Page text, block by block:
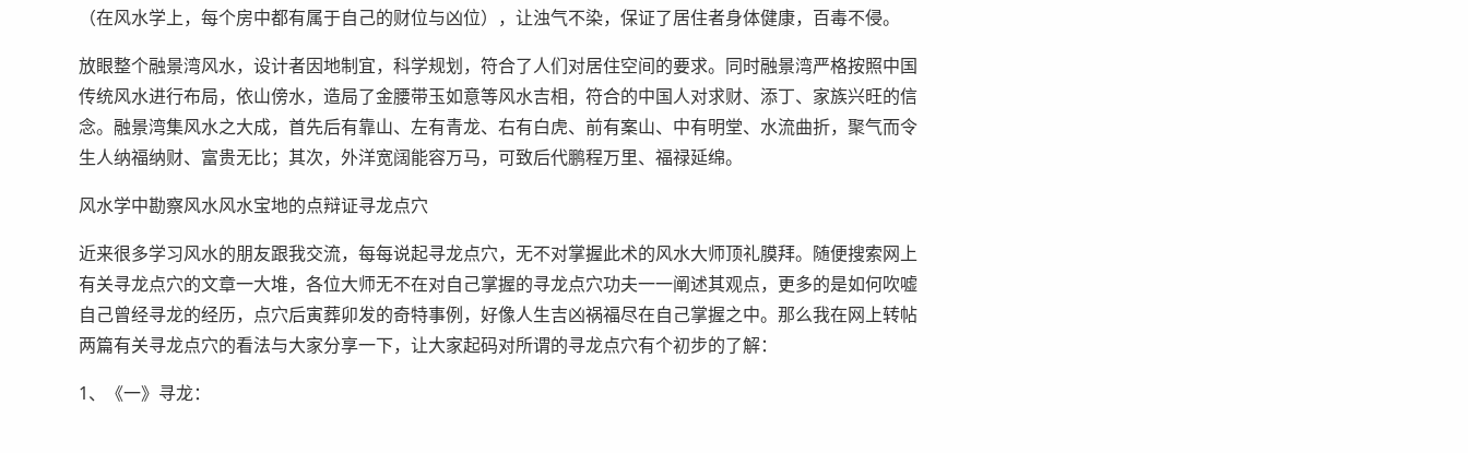
（在风水学上，每个房中都有属于自己的财位与凶位），让浊气不染，保证了居住者身体健康，百毒不侵。
放眼整个融景湾风水，设计者因地制宜，科学规划，符合了人们对居住空间的要求。同时融景湾严格按照中国
传统风水进行布局，依山傍水，造局了金腰带玉如意等风水吉相，符合的中国人对求财、添丁、家族兴旺的信
念。融景湾集风水之大成，首先后有靠山、左有青龙、右有白虎、前有案山、中有明堂、水流曲折，聚气而令
生人纳福纳财、富贵无比；其次，外洋宽阔能容万马，可致后代鹏程万里、福禄延绵。
风水学中勘察风水风水宝地的点辩证寻龙点穴
近来很多学习风水的朋友跟我交流，每每说起寻龙点穴，无不对掌握此术的风水大师顶礼膜拜。随便搜索网上
有关寻龙点穴的文章一大堆，各位大师无不在对自己掌握的寻龙点穴功夫一一阐述其观点，更多的是如何吹嘘
自己曾经寻龙的经历，点穴后寅葬卯发的奇特事例，好像人生吉凶祸福尽在自己掌握之中。那么我在网上转帖
两篇有关寻龙点穴的看法与大家分享一下，让大家起码对所谓的寻龙点穴有个初步的了解：
1、《一》寻龙：